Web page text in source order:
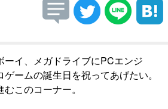
ーイ、メガドライブにPCエンジ
ームの誕生日を祝ってあげたい。
このコーナー。